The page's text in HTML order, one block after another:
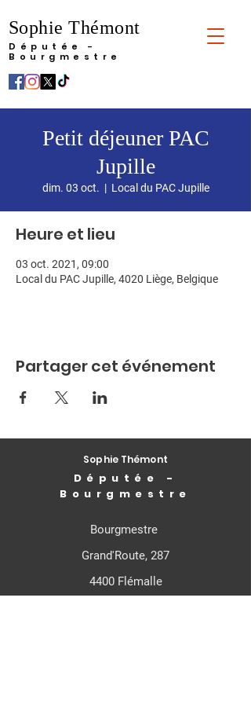
Sophie Thémont
Députée -
Bourgmestre
Petit déjeuner PAC
Jupille
dim. 03 oct.
  |
Local du PAC Jupille
Heure et lieu
03 oct. 2021, 09:00
Local du PAC Jupille, 4020 Liège, Belgique
Partager cet événement
Sophie Thémont
Députée -
Bourgmestre
Bourgmestre
Grand'Route, 287
4400 Flémalle